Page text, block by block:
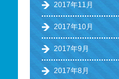
2017年11月
2017年10月
2017年9月
2017年8月